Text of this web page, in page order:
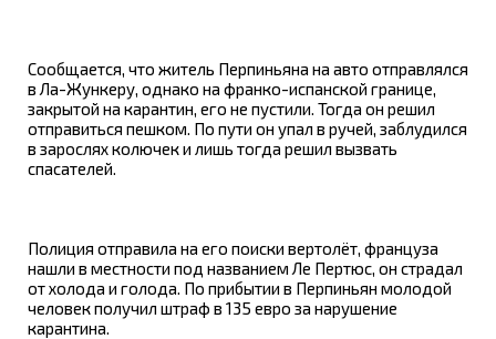
Сообщается, что житель Перпиньяна на авто отправлялся
в Ла-Жункеру, однако на франко-испанской границе,
закрытой на карантин, его не пустили. Тогда он решил
отправиться пешком. По пути он упал в ручей, заблудился
в зарослях колючек и лишь тогда решил вызвать
спасателей.
Полиция отправила на его поиски вертолёт, француза
нашли в местности под названием Ле Пертюс, он страдал
от холода и голода. По прибытии в Перпиньян молодой
человек получил штраф в 135 евро за нарушение
карантина.